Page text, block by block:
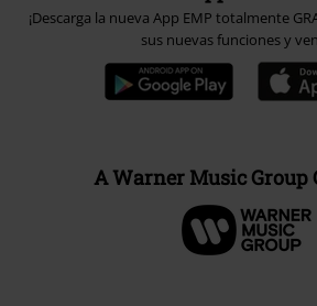
¡Descarga la nueva App EMP totalmente
sus nuevas funciones y
A Warner Music Group